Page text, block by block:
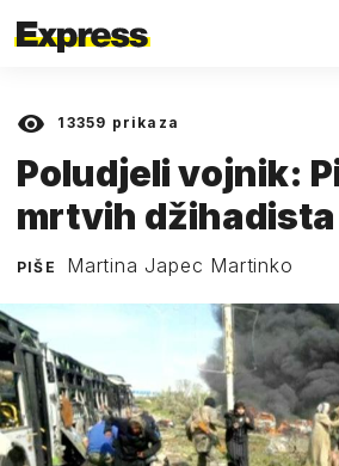
13359 prikaza
Poludjeli vojnik:
mrtvih džihadista
PIŠE Martina Japec Martinko